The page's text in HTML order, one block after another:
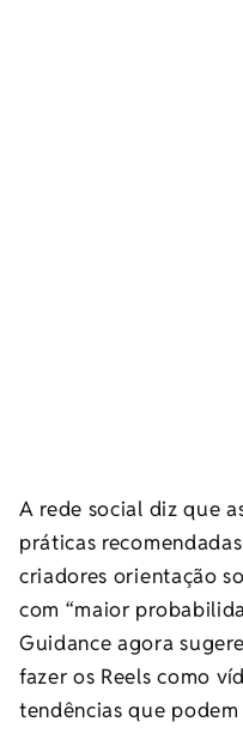
A rede social diz que
práticas
criadores orientação
com “maior
Guidance agora
fazer os Reels como
tendências que